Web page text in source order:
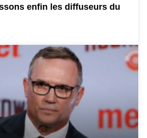
enfin les diffuseurs du